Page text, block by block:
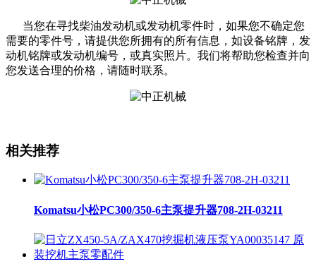
当您在寻找柴油发动机或发动机零件时，如果您不确定您
需要的零件号，请提供您所拥有的所有信息，如设备铭牌，发
动机铭牌或发动机编号，或真实照片。我们将帮助您检查并向
您发送合理的价格，请随时联系。
相关推荐
Komatsu小松PC300/350-6主泵提升器708-2H-03211